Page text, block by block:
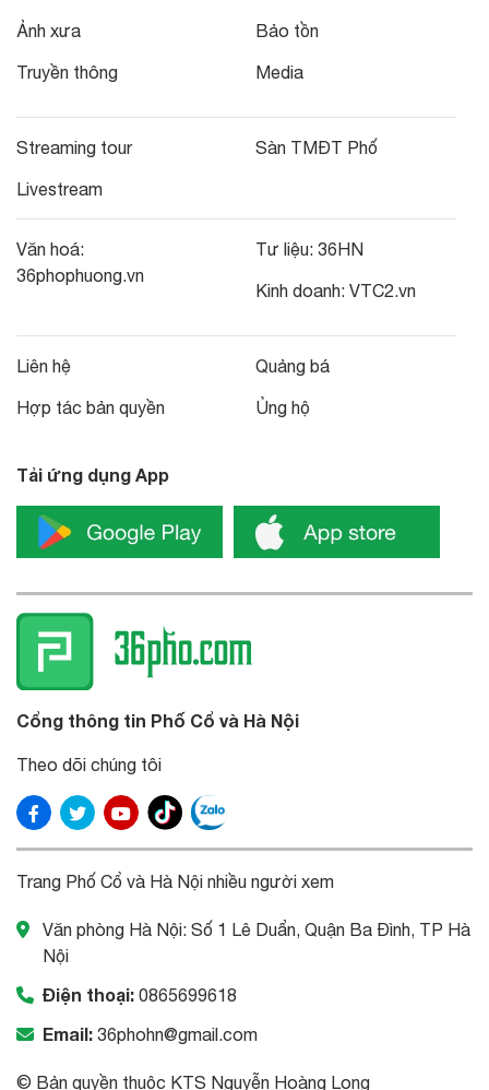
Ảnh xưa
Truyền thông
Bảo tồn
Media
Streaming tour
Livestream
Sàn TMĐT Phố
Văn hoá:
36phophuong.vn
Tư liệu: 36HN
Kinh doanh: VTC2.vn
Liên hệ
Hợp tác bản quyền
Quảng bá
Ủng hộ
Tải ứng dụng App
Cổng thông tin Phố Cổ và Hà Nội
Theo dõi chúng tôi
Trang Phố Cổ và Hà Nội nhiều người xem
Văn phòng Hà Nội: Số 1 Lê Duẩn, Quận Ba Đình, TP Hà
Nội
Điện thoại: 0865699618
Email: 36phohn@gmail.com
© Bản quyền thuộc KTS Nguyễn Hoàng Long